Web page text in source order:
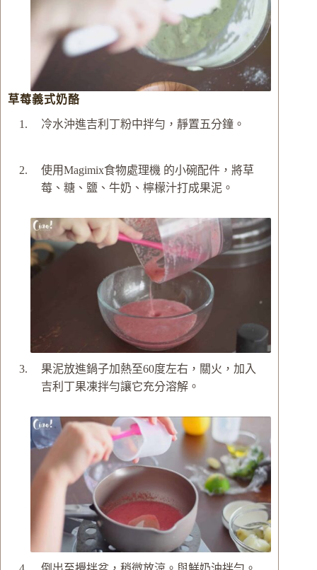
草莓義式奶酪
冷水沖進吉利丁粉中拌勻，靜置五分鐘。
使用Magimix食物處理機 的小碗配件，將草
莓、糖、鹽、牛奶、檸檬汁打成果泥。
果泥放進鍋子加熱至60度左右，關火，加入
吉利丁果凍拌勻讓它充分溶解。